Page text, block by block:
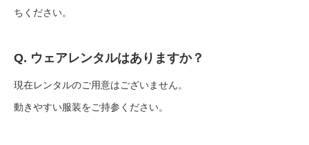
ちください。
Q. ウェアレンタルはありますか？
現在レンタルのご用意はございません。
動きやすい服装をご持参ください。